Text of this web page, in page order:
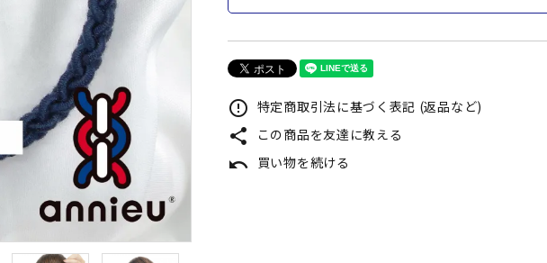
error_outline 特定商取引法に基づく表記 (返品など)
share この商品を友達に教える
undo 買い物を続ける